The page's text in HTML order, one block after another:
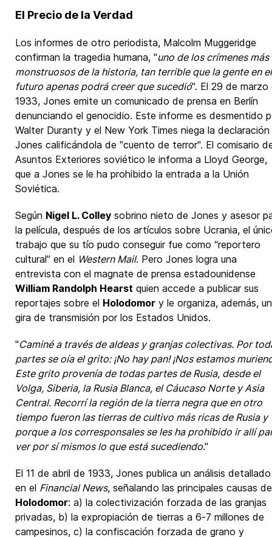
El Precio de la Verdad
Los informes de otro periodista, Malcolm Muggeridge
confirman la tragedia humana, "uno de los crímenes más
monstruosos de la historia, tan terrible que la gente en el
futuro apenas podrá creer que sucedió". El 29 de marzo
1933, Jones emite un comunicado de prensa en Berlín
denunciando el genocidio. Este informe es desmentido
Walter Duranty y el New York Times niega la
Jones calificándola de "cuento de terror". El comisario
Asuntos Exteriores soviético le informa a Lloyd George,
que a Jones se le ha prohibido la entrada a la Unión
Soviética.
Según Nigel L. Colley sobrino nieto de Jones y asesor
la película, después de los artículos sobre Ucrania, el
trabajo que su tío pudo conseguir fue como “reportero
cultural” en el Western Mail. Pero Jones logra una
entrevista con el magnate de prensa estadounidense
William Randolph Hearst quien accede a publicar sus
reportajes sobre el Holodomor y le organiza, además,
gira de transmisión por los Estados Unidos.
"Caminé a través de aldeas y granjas colectivas. Por
partes se oía el grito: ¡No hay pan! ¡Nos estamos
Este grito provenía de todas partes de Rusia, desde el
Volga, Siberia, la Rusia Blanca, el Cáucaso Norte y Asia
Central. Recorrí la región de la tierra negra que en otro
tiempo fueron las tierras de cultivo más ricas de Rusia y
porque a los corresponsales se les ha prohibido ir allí
ver por sí mismos lo que está sucediendo."
El 11 de abril de 1933, Jones publica un análisis detallado
en el Financial News, señalando las principales causas
Holodomor: a) la colectivización forzada de las granjas
privadas, b) la expropiación de tierras a 6-7 millones de
campesinos, c) la confiscación forzada de grano y